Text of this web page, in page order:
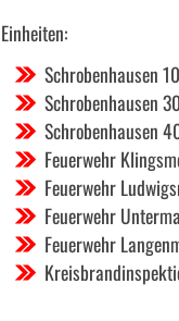
Einheiten:
Schrobenhausen
Schrobenhausen
Schrobenhausen
Feuerwehr
Feuerwehr
Feuerwehr
Feuerwehr